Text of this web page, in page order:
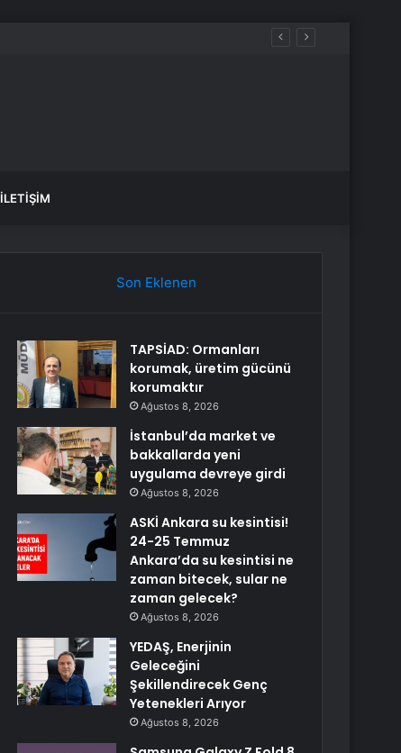
İLETIŞIM
Son Eklenen
TAPSİAD: Ormanları
korumak, üretim gücünü
korumaktır
Ağustos 8, 2026
İstanbul’da market ve
bakkallarda yeni
uygulama devreye girdi
Ağustos 8, 2026
ASKİ Ankara su kesintisi!
24-25 Temmuz
Ankara’da su kesintisi ne
zaman bitecek, sular ne
zaman gelecek?
Ağustos 8, 2026
YEDAŞ, Enerjinin
Geleceğini
Şekillendirecek Genç
Yetenekleri Arıyor
Ağustos 8, 2026